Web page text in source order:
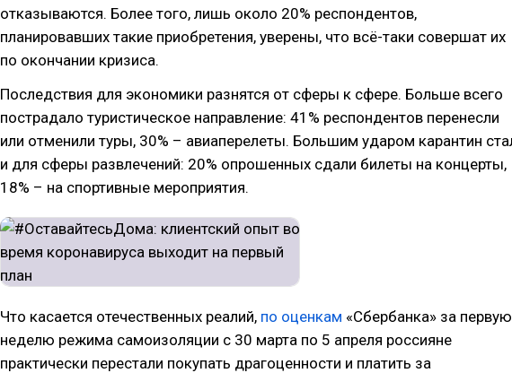
отказываются. Более того, лишь около 20% респондентов,
планировавших такие приобретения, уверены, что всё-таки совершат их
по окончании кризиса.
Последствия для экономики разнятся от сферы к сфере. Больше всего
пострадало туристическое направление: 41% респондентов перенесли
или отменили туры, 30% – авиаперелеты. Большим ударом карантин
и для сферы развлечений: 20% опрошенных сдали билеты на концерты,
18% – на спортивные мероприятия.
Что касается отечественных реалий, по оценкам «Сбербанка» за первую
неделю режима самоизоляции с 30 марта по 5 апреля россияне
практически перестали покупать драгоценности и платить за